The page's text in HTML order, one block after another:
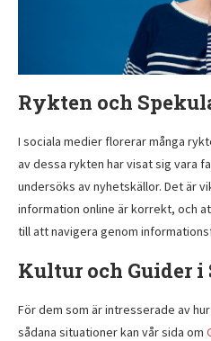
Rykten och
I sociala medier florerar många
av dessa rykten har visat sig vara
undersöks av nyhetskällor. Det är
information online är korrekt, och
till att navigera genom
Kultur och Guider i
För dem som är intresserade av
sådana situationer kan vår sida om